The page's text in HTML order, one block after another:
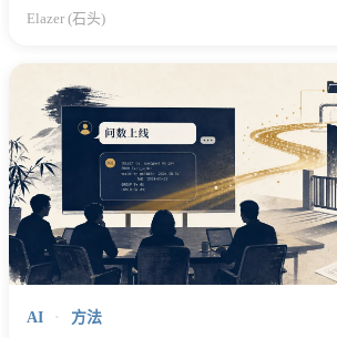
Elazer (石头)
AI · 方法